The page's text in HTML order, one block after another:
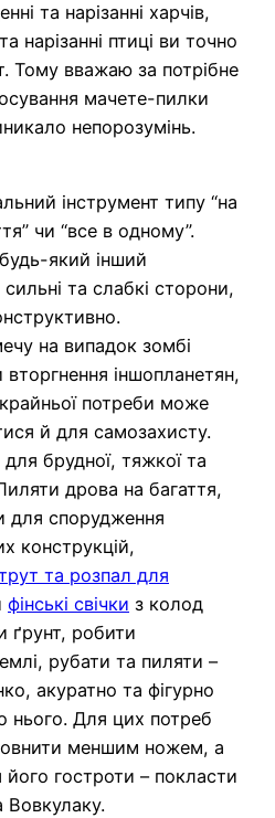
та нарізанні харчів,
нарізанні птиці ви точно
Тому вважаю за потрібне
мачете-пилки
непорозумінь.
інструмент типу “на
чи “все в одному”.
який інший
та слабкі сторони,
на випадок зомбі
вторгнення іншопланетян,
потреби може
й для самозахисту.
брудної, тяжкої та
дрова на багаття,
для спорудження
конструкцій,
та розпал для
фінські свічки з колод
ґрунт, робити
рубати та пиляти –
акуратно та фігурно
нього. Для цих потреб
меншим ножем, а
гостроти – покласти
Вовкулаку.